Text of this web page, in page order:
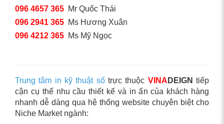
096 4657 365 Mr Quốc Thái
096 2941 365 Ms Hương Xuân
096 4212 365 Ms Mỹ Ngọc
Trung tâm in kỹ thuật sốtrực thuộc VINA DEIGN tiếp
cận cụ thể nhu cầu thiết kế và in ấn của khách hàng
nhanh dễ dàng qua hệ thống website chuyên biệt cho
Niche Market ngành: